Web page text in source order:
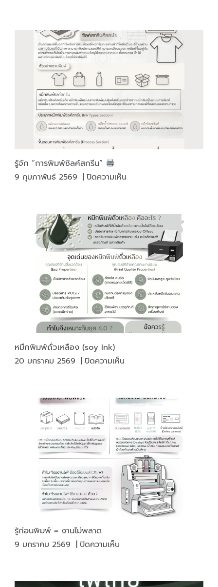
♥️
รู้จัก “การพิมพ์ซิลค์สกรีน”
9 กุมภาพันธ์ 2569 | ปิดความเห็นบน
พิมพ์
ซิลค์
สกรีน”
หมึกพิมพ์ถั่วเหลือง (soy Ink)
20 มกราคม 2569 | ปิดความเห็นบน
ถั่ว
เหลือง
(soy
Ink)
รู้ก่อนพิมพ์ = งานไม่พลาด
9 มกราคม 2569 | ปิดความเห็นบน
พิมพ์